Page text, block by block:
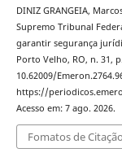
DINIZ GRANGEIA,
Supremo Tribunal
garantir segurança
Porto Velho, RO, n. 31,
10.62009/
https://
Acesso em: 7 ago. 2026.
Fomatos de Citação